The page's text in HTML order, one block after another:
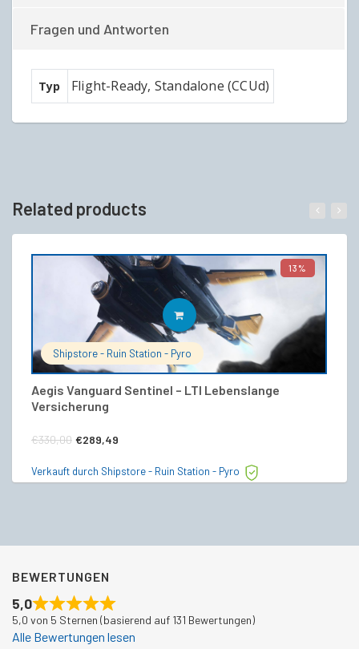
Fragen und Antworten
Typ Flight-Ready, Standalone (CCUd)
Related products
13%
Shipstore - Ruin Station - Pyro
Aegis Vanguard Sentinel – LTI Lebenslange
Versicherung
€330,00 Ursprünglicher
war:
€289,49
ist:
IN DEN WARENKORB
Verkauft durch Shipstore - Ruin Station - Pyro
BEWERTUNGEN
5,0
5,0 von 5 Sternen (basierend auf 131 Bewertungen)
Alle Bewertungen lesen